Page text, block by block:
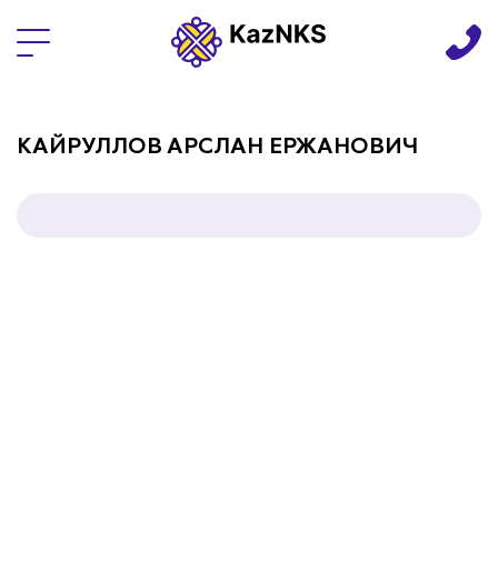
КАЙРУЛЛОВ АРСЛАН ЕРЖАНОВИЧ